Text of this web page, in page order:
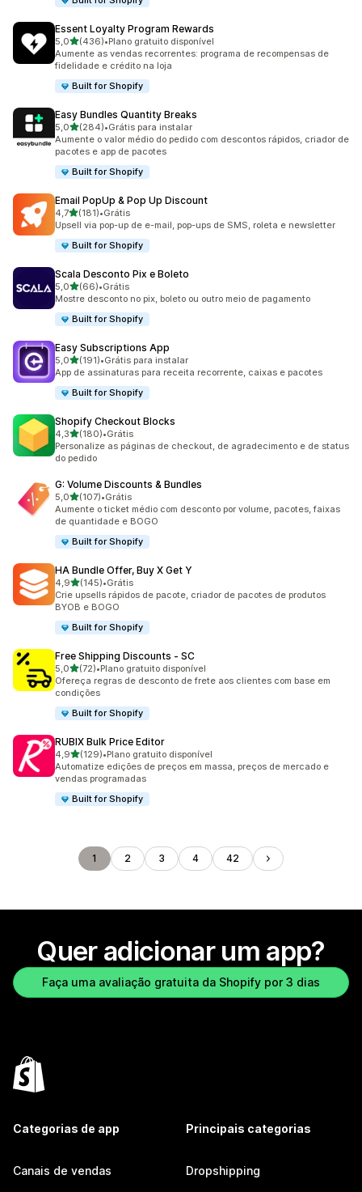
Essent Loyalty Program Rewards
5,0de 5 estrelas
(436)
436 avaliações ao todo
•Plano gratuito disponível
Aumente as vendas recorrentes: programa de recompensas de
fidelidade e crédito na loja
Built for Shopify
Easy Bundles Quantity Breaks
5,0de 5 estrelas
(284)
284 avaliações ao todo
•Grátis para instalar
Aumente o valor médio do pedido com descontos rápidos, criador de
pacotes e app de pacotes
Built for Shopify
Email PopUp & Pop Up Discount
4,7de 5 estrelas
(181)
181 avaliações ao todo
•Grátis
Upsell via pop-up de e-mail, pop-ups de SMS, roleta e newsletter
Built for Shopify
Scala Desconto Pix e Boleto
5,0de 5 estrelas
(66)
66 avaliações ao todo
•Grátis
Mostre desconto no pix, boleto ou outro meio de pagamento
Built for Shopify
Easy Subscriptions App
5,0de 5 estrelas
(191)
191 avaliações ao todo
•Grátis para instalar
App de assinaturas para receita recorrente, caixas e pacotes
Built for Shopify
Shopify Checkout Blocks
4,3de 5 estrelas
(180)
180 avaliações ao todo
•Grátis
Personalize as páginas de checkout, de agradecimento e de status
do pedido
G: Volume Discounts & Bundles
5,0de 5 estrelas
(107)
107 avaliações ao todo
•Grátis
Aumente o ticket médio com desconto por volume, pacotes, faixas
de quantidade e BOGO
Built for Shopify
HA Bundle Offer, Buy X Get Y
4,9de 5 estrelas
(145)
145 avaliações ao todo
•Grátis
Crie upsells rápidos de pacote, criador de pacotes de produtos
BYOB e BOGO
Built for Shopify
Free Shipping Discounts ‑ SC
5,0de 5 estrelas
(72)
72 avaliações ao todo
•Plano gratuito disponível
Ofereça regras de desconto de frete aos clientes com base em
condições
Built for Shopify
RUBIX Bulk Price Editor
4,9de 5 estrelas
(129)
129 avaliações ao todo
•Plano gratuito disponível
Automatize edições de preços em massa, preços de mercado e
vendas programadas
Built for Shopify
1 2 3 4 42
Quer adicionar um app?
Faça uma avaliação gratuita da Shopify por 3 dias
Categorias de app
Canais de vendas
Principais categorias
Dropshipping